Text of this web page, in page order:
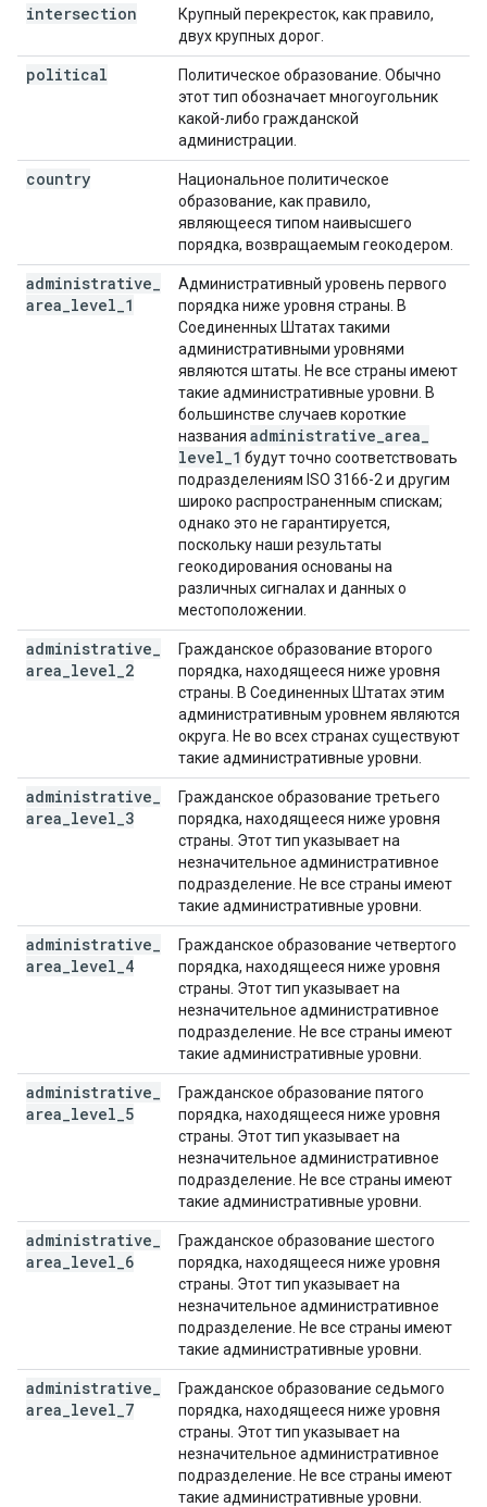
intersection
Крупный перекресток, как правило,
двух крупных дорог.
political
Политическое образование. Обычно
этот тип обозначает многоугольник
какой-либо гражданской
администрации.
country
Национальное политическое
образование, как правило,
являющееся типом наивысшего
порядка, возвращаемым геокодером.
administrative
area level 1
Административный уровень первого
порядка ниже уровня страны. В
Соединенных Штатах такими
административными уровнями
являются штаты. Не все страны имеют
такие административные уровни. В
большинстве случаев короткие
названия administrative area
level 1 будут точно соответствовать
подразделениям ISO 3166-2 и другим
широко распространенным спискам;
однако это не гарантируется,
поскольку наши результаты
геокодирования основаны на
различных сигналах и данных о
местоположении.
administrative
area level 2
Гражданское образование второго
порядка, находящееся ниже уровня
страны. В Соединенных Штатах этим
административным уровнем являются
округа. Не во всех странах существуют
такие административные уровни.
administrative
area level 3
Гражданское образование третьего
порядка, находящееся ниже уровня
страны. Этот тип указывает на
незначительное административное
подразделение. Не все страны имеют
такие административные уровни.
administrative
area level 4
Гражданское образование четвертого
порядка, находящееся ниже уровня
страны. Этот тип указывает на
незначительное административное
подразделение. Не все страны имеют
такие административные уровни.
administrative
area level 5
Гражданское образование пятого
порядка, находящееся ниже уровня
страны. Этот тип указывает на
незначительное административное
подразделение. Не все страны имеют
такие административные уровни.
administrative
area level 6
Гражданское образование шестого
порядка, находящееся ниже уровня
страны. Этот тип указывает на
незначительное административное
подразделение. Не все страны имеют
такие административные уровни.
administrative
area level 7
Гражданское образование седьмого
порядка, находящееся ниже уровня
страны. Этот тип указывает на
незначительное административное
подразделение. Не все страны имеют
такие административные уровни.